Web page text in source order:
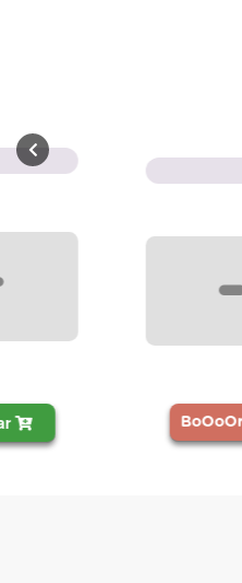
Por:
R$
BoOoOra Ver!